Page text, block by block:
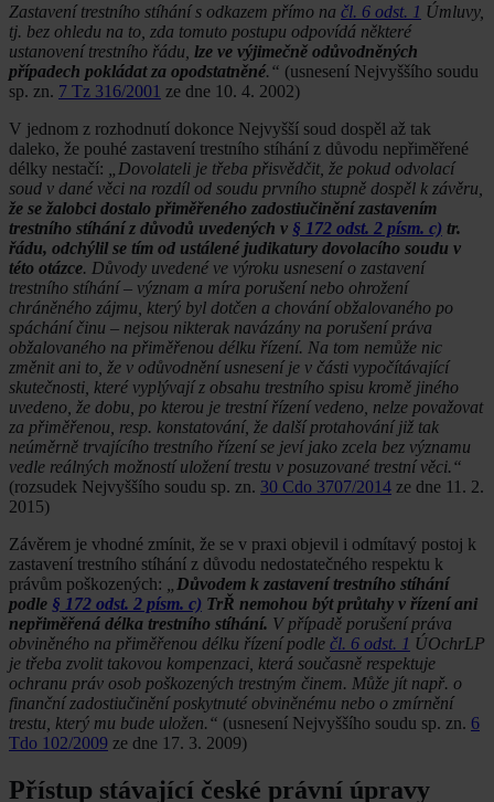
Zastavení trestního stíhání s odkazem přímo na čl. 6 odst. 1 Úmluvy,
tj. bez ohledu na to, zda tomuto postupu odpovídá některé
ustanovení trestního řádu, lze ve výjimečně odůvodněných
případech pokládat za opodstatněné.“ (usnesení Nejvyššího soudu
sp. zn. 7 Tz 316/2001 ze dne 10. 4. 2002)
V jednom z rozhodnutí dokonce Nejvyšší soud dospěl až tak
daleko, že pouhé zastavení trestního stíhání z důvodu nepřiměřené
délky nestačí:
„Dovolateli je třeba přisvědčit, že pokud odvolací
soud v dané věci na rozdíl od soudu prvního stupně dospěl k závěru,
že se žalobci dostalo přiměřeného zadostiučinění zastavením
trestního stíhání z důvodů uvedených v § 172 odst. 2 písm. c) tr.
řádu, odchýlil se tím od ustálené judikatury dovolacího soudu v
této otázce. Důvody uvedené ve výroku usnesení o zastavení
trestního stíhání – význam a míra porušení nebo ohrožení
chráněného zájmu, který byl dotčen a chování obžalovaného po
spáchání činu – nejsou nikterak navázány na porušení práva
obžalovaného na přiměřenou délku řízení. Na tom nemůže nic
změnit ani to, že v odůvodnění usnesení je v části vypočítávající
skutečnosti, které vyplývají z obsahu trestního spisu kromě jiného
uvedeno, že dobu, po kterou je trestní řízení vedeno, nelze považovat
za přiměřenou, resp. konstatování, že další protahování již tak
neúměrně trvajícího trestního řízení se jeví jako zcela bez významu
vedle reálných možností uložení trestu v posuzované trestní věci.“
(rozsudek Nejvyššího soudu sp. zn. 30 Cdo 3707/2014 ze dne 11. 2.
2015)
Závěrem je vhodné zmínit, že se v praxi objevil i odmítavý postoj k
zastavení trestního stíhání z důvodu nedostatečného respektu k
právům poškozených:
Důvodem k zastavení trestního stíhání
podle § 172 odst. 2 písm. c) TrŘ nemohou být průtahy v řízení ani
nepřiměřená délka trestního stíhání. V případě porušení práva
obviněného na přiměřenou délku řízení podle čl. 6 odst. 1 ÚOchrLP
je třeba zvolit takovou kompenzaci, která současně respektuje
ochranu práv osob poškozených trestným činem. Může jít např. o
finanční zadostiučinění poskytnuté obviněnému nebo o zmírnění
trestu, který mu bude uložen.“ (usnesení Nejvyššího soudu sp. zn. 6
Tdo 102/2009 ze dne 17. 3. 2009)
Přístup stávající české právní úpravy